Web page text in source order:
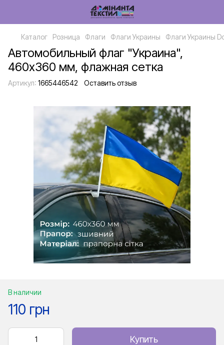
Каталог Розница Флаги Флаги Украины Флаги Украины
Автомобильный флаг "Украина",
460х360 мм, флажная сетка
Артикул: 1665446542 Оставить отзыв
В наличии
110 грн
Купить